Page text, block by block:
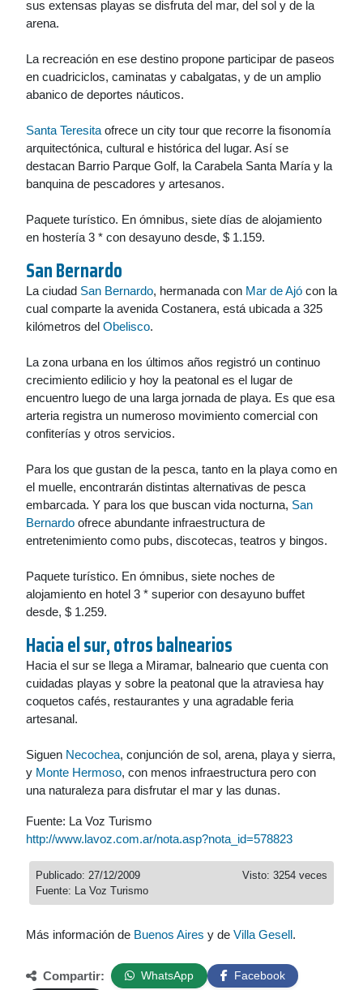
sus extensas playas se disfruta del mar, del sol y de la
arena.
La recreación en ese destino propone participar de paseos
en cuadriciclos, caminatas y cabalgatas, y de un amplio
abanico de deportes náuticos.
Santa Teresita ofrece un city tour que recorre la fisonomía
arquitectónica, cultural e histórica del lugar. Así se
destacan Barrio Parque Golf, la Carabela Santa María y la
banquina de pescadores y artesanos.
Paquete turístico. En ómnibus, siete días de alojamiento
en hostería 3 * con desayuno desde, $ 1.159.
San Bernardo
La ciudad San Bernardo, hermanada con Mar de Ajó con la
cual comparte la avenida Costanera, está ubicada a 325
kilómetros del Obelisco.
La zona urbana en los últimos años registró un continuo
crecimiento edilicio y hoy la peatonal es el lugar de
encuentro luego de una larga jornada de playa. Es que esa
arteria registra un numeroso movimiento comercial con
confiterías y otros servicios.
Para los que gustan de la pesca, tanto en la playa como en
el muelle, encontrarán distintas alternativas de pesca
embarcada. Y para los que buscan vida nocturna, San
Bernardo ofrece abundante infraestructura de
entretenimiento como pubs, discotecas, teatros y bingos.
Paquete turístico. En ómnibus, siete noches de
alojamiento en hotel 3 * superior con desayuno buffet
desde, $ 1.259.
Hacia el sur, otros balnearios
Hacia el sur se llega a Miramar, balneario que cuenta con
cuidadas playas y sobre la peatonal que la atraviesa hay
coquetos cafés, restaurantes y una agradable feria
artesanal.
Siguen Necochea, conjunción de sol, arena, playa y sierra,
y Monte Hermoso, con menos infraestructura pero con
una naturaleza para disfrutar el mar y las dunas.
Fuente: La Voz Turismo
http://www.lavoz.com.ar/nota.asp?nota_id=578823
Visto: 3254 veces
Publicado: 27/12/2009
Fuente: La Voz Turismo
Más información de Buenos Aires y de Villa Gesell.
Compartir: WhatsApp
Facebook